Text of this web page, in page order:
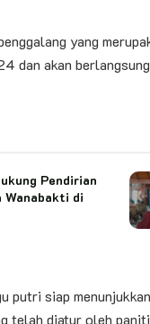
yang
dan akan
Pendirian
Wanabakti di
putri siap
telah diatur oleh